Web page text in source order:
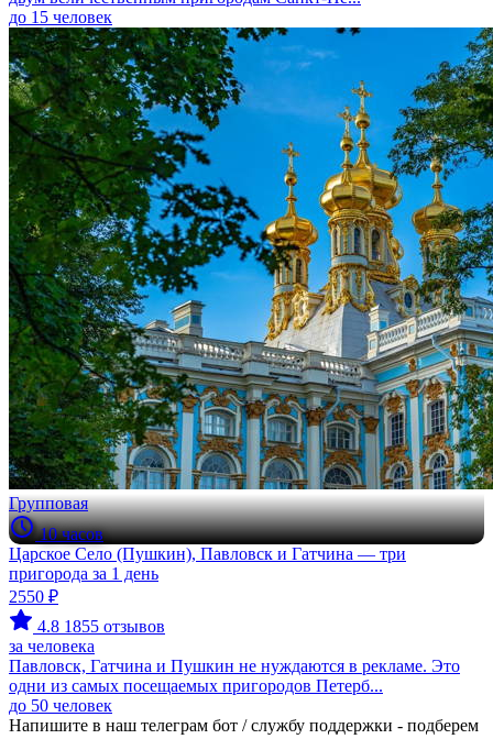
до 15 человек
Групповая
10 часов
Царское Село (Пушкин), Павловск и Гатчина — три
пригорода за 1 день
2550 ₽
4.8 1855 отзывов
за человека
Павловск, Гатчина и Пушкин не нуждаются в рекламе. Это
одни из самых посещаемых пригородов Петерб...
до 50 человек
Напишите в наш телеграм бот / службу поддержки - подберем